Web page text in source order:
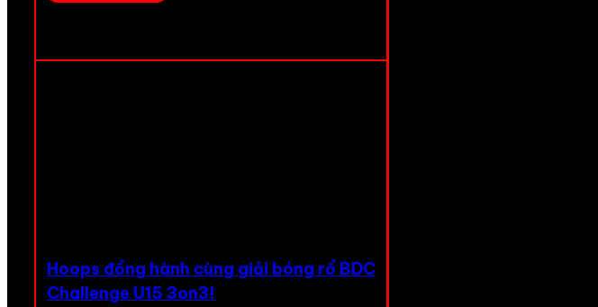
Hoops đồng hành cùng giải bóng rổ BDC
Challenge U15 3on3!